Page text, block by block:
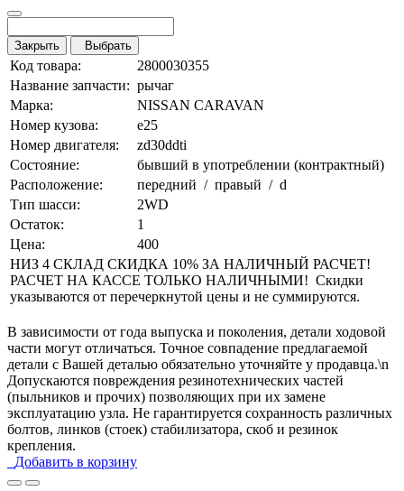
Закрыть Выбрать
Код товара:
2800030355
Название запчасти: рычаг
Марка:
NISSAN CARAVAN
Номер кузова:
e25
Номер двигателя:
zd30ddti
Состояние:
бывший в употреблении (контрактный)
Расположение:
передний / правый / d
Тип шасси:
2WD
Остаток:
1
Цена:
400
НИЗ 4 СКЛАД СКИДКА 10% ЗА НАЛИЧНЫЙ РАСЧЕТ!
РАСЧЕТ НА КАССЕ ТОЛЬКО НАЛИЧНЫМИ! Скидки
указываются от перечеркнутой цены и не суммируются.
В зависимости от года выпуска и поколения, детали ходовой
части могут отличаться. Точное совпадение предлагаемой
детали с Вашей деталью обязательно уточняйте у продавца.\n
Допускаются повреждения резинотехнических частей
(пыльников и прочих) позволяющих при их замене
эксплуатацию узла. Не гарантируется сохранность различных
болтов, линков (стоек) стабилизатора, скоб и резинок
крепления.
Добавить в корзину